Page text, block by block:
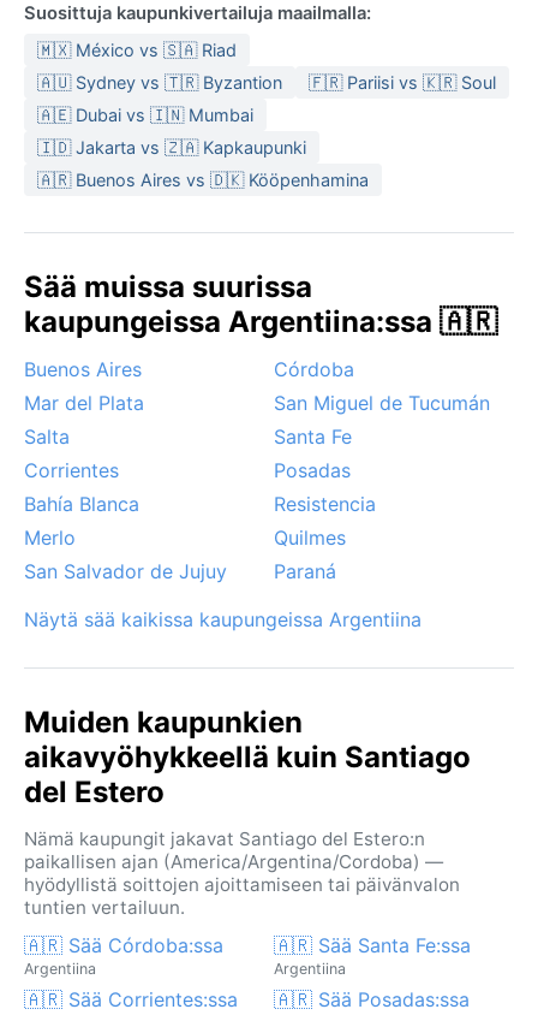
Suosittuja kaupunkivertailuja maailmalla:
🇲🇽 México vs 🇸🇦 Riad
🇦🇺 Sydney vs 🇹🇷 Byzantion
🇫🇷 Pariisi vs 🇰🇷 Soul
🇦🇪 Dubai vs 🇮🇳 Mumbai
🇮🇩 Jakarta vs 🇿🇦 Kapkaupunki
🇦🇷 Buenos Aires vs 🇩🇰 Kööpenhamina
Sää muissa suurissa
kaupungeissa Argentiina:ssa 🇦🇷
Buenos Aires
Córdoba
Mar del Plata
San Miguel de Tucumán
Salta
Santa Fe
Corrientes
Posadas
Bahía Blanca
Resistencia
Merlo
Quilmes
San Salvador de Jujuy
Paraná
Näytä sää kaikissa kaupungeissa Argentiina
Muiden kaupunkien
aikavyöhykkeellä kuin Santiago
del Estero
Nämä kaupungit jakavat Santiago del Estero:n
paikallisen ajan (America/Argentina/Cordoba) —
hyödyllistä soittojen ajoittamiseen tai päivänvalon
tuntien vertailuun.
🇦🇷 Sää Córdoba:ssa
Argentiina
🇦🇷 Sää Santa Fe:ssa
Argentiina
🇦🇷 Sää Corrientes:ssa 🇦🇷 Sää Posadas:ssa